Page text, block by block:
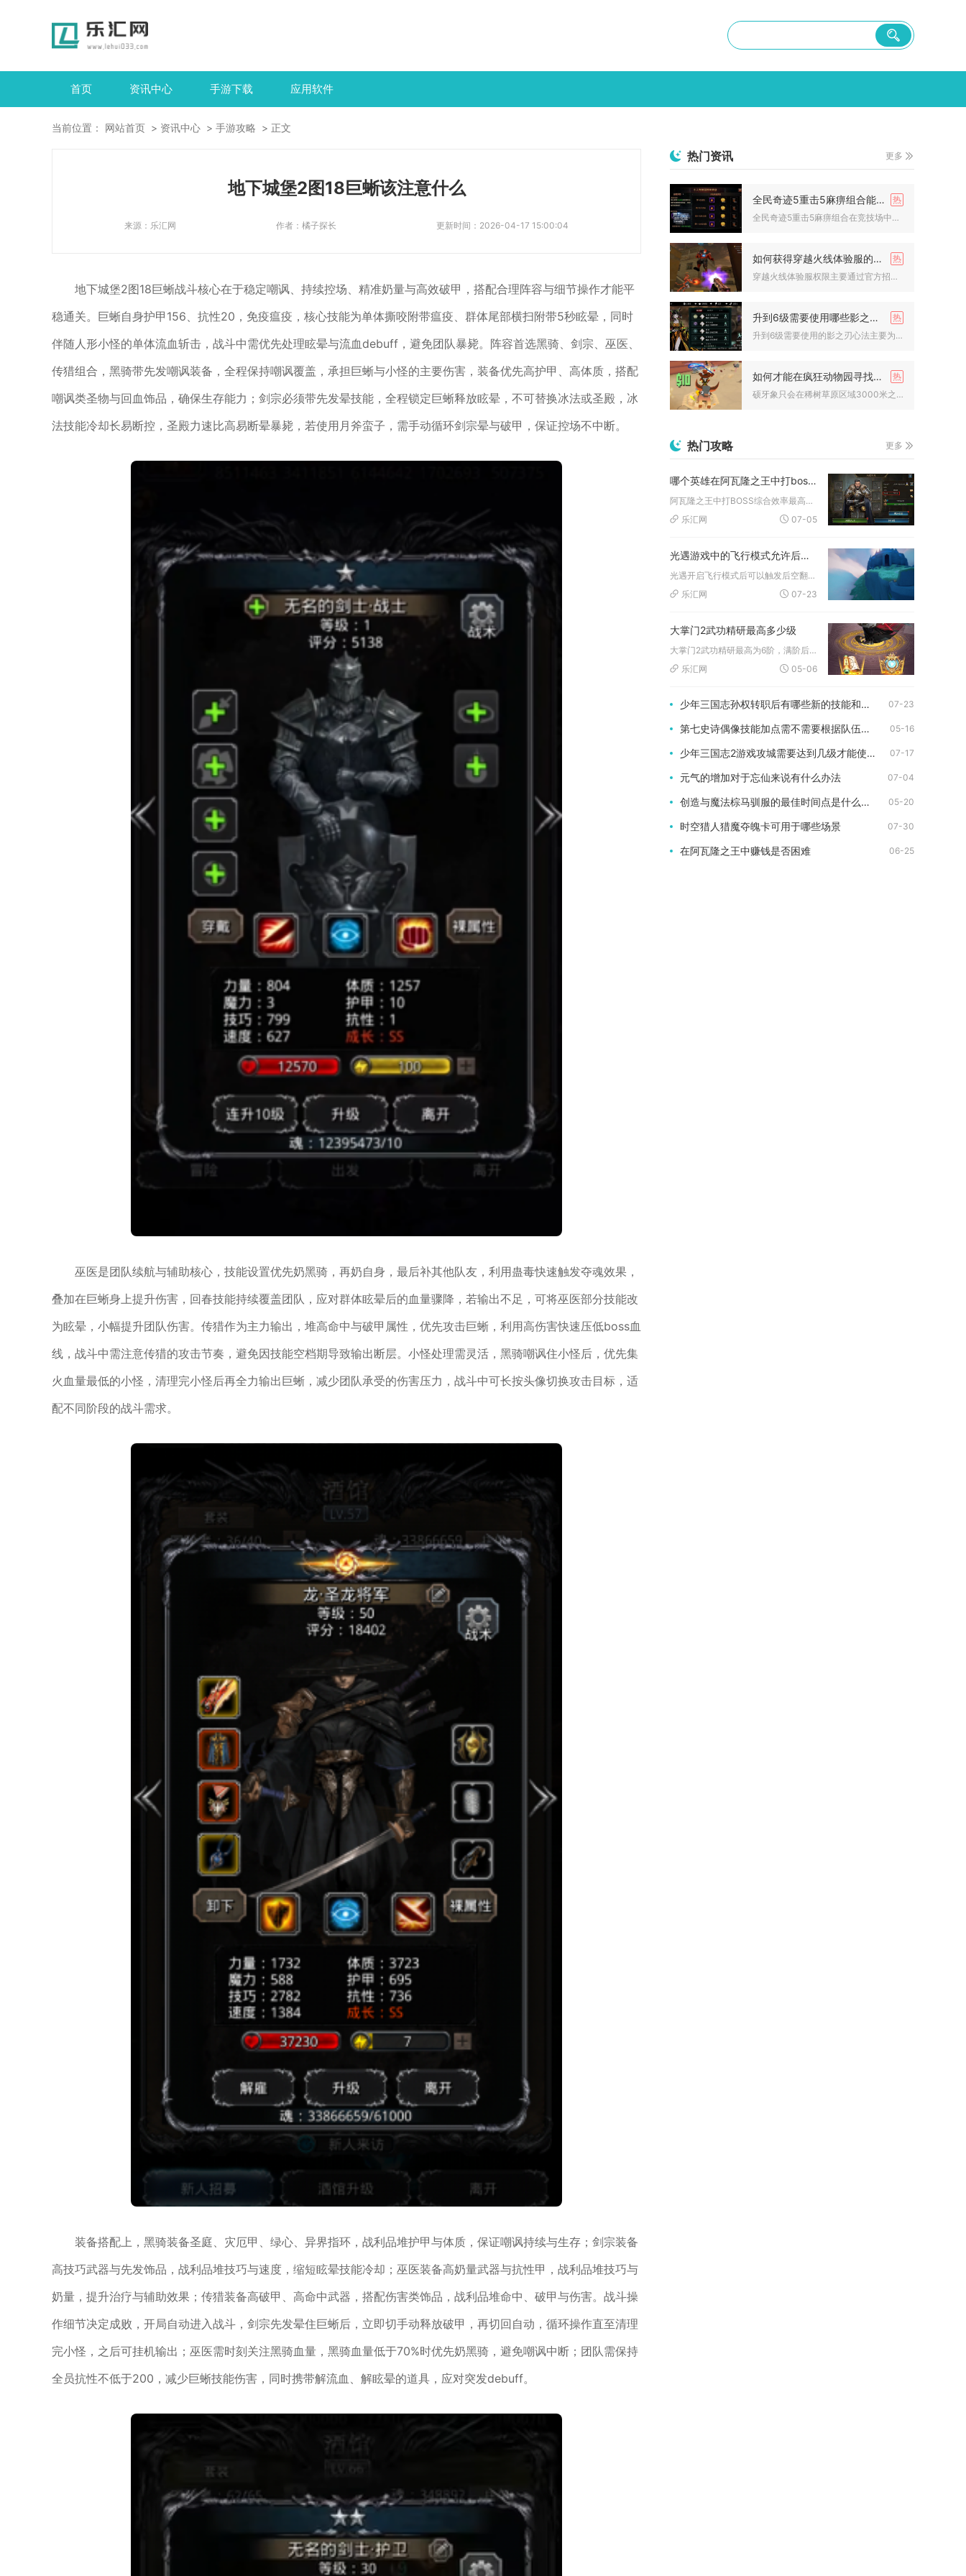
首页 资讯中心 手游下载 应用软件
当前位置： 网站首页 资讯中心 手游攻略 正文
地下城堡2图18巨蜥该注意什么
来源： 乐汇网 作者： 橘子探长 更新时间： 2026-04-17 15:00:04
地下城堡2图18巨蜥战斗核心在于稳定嘲讽、持续控场、精准奶量与高效破甲，搭配合理阵容与细节操作才能平
稳通关。巨蜥自身护甲156、抗性20，免疫瘟疫，核心技能为单体撕咬附带瘟疫、群体尾部横扫附带5秒眩晕，同时
伴随人形小怪的单体流血斩击，战斗中需优先处理眩晕与流血debuff，避免团队暴毙。阵容首选黑骑、剑宗、巫医、
传猎组合，黑骑带先发嘲讽装备，全程保持嘲讽覆盖，承担巨蜥与小怪的主要伤害，装备优先高护甲、高体质，搭配
嘲讽类圣物与回血饰品，确保生存能力；剑宗必须带先发晕技能，全程锁定巨蜥释放眩晕，不可替换冰法或圣殿，冰
法技能冷却长易断控，圣殿力速比高易断晕暴毙，若使用月斧蛮子，需手动循环剑宗晕与破甲，保证控场不中断。
巫医是团队续航与辅助核心，技能设置优先奶黑骑，再奶自身，最后补其他队友，利用蛊毒快速触发夺魂效果，
叠加在巨蜥身上提升伤害，回春技能持续覆盖团队，应对群体眩晕后的血量骤降，若输出不足，可将巫医部分技能改
为眩晕，小幅提升团队伤害。传猎作为主力输出，堆高命中与破甲属性，优先攻击巨蜥，利用高伤害快速压低boss血
线，战斗中需注意传猎的攻击节奏，避免因技能空档期导致输出断层。小怪处理需灵活，黑骑嘲讽住小怪后，优先集
火血量最低的小怪，清理完小怪后再全力输出巨蜥，减少团队承受的伤害压力，战斗中可长按头像切换攻击目标，适
配不同阶段的战斗需求。
装备搭配上，黑骑装备圣庭、灾厄甲、绿心、异界指环，战利品堆护甲与体质，保证嘲讽持续与生存；剑宗装备
高技巧武器与先发饰品，战利品堆技巧与速度，缩短眩晕技能冷却；巫医装备高奶量武器与抗性甲，战利品堆技巧与
奶量，提升治疗与辅助效果；传猎装备高破甲、高命中武器，搭配伤害类饰品，战利品堆命中、破甲与伤害。战斗操
作细节决定成败，开局自动进入战斗，剑宗先发晕住巨蜥后，立即切手动释放破甲，再切回自动，循环操作直至清理
完小怪，之后可挂机输出；巫医需时刻关注黑骑血量，黑骑血量低于70%时优先奶黑骑，避免嘲讽中断；团队需保持
全员抗性不低于200，减少巨蜥技能伤害，同时携带解流血、解眩晕的道具，应对突发debuff。
热门资讯 更多
全民奇迹5重击5麻痹组合能在竞技场中获胜吗
全民奇迹5重击5麻痹组合在竞技场中能稳定获胜，是一套兼顾爆发...
如何获得穿越火线体验服的权限
穿越火线体验服权限主要通过官方招募申请、社区活动参与及官方社...
升到6级需要使用哪些影之刃心法
升到6级需要使用的影之刃心法主要为白色品质基础心法、绿色品质...
如何才能在疯狂动物园寻找到一只硕牙象
硕牙象只会在稀树草原区域3000米之后随机刷新，没有专属触发...
热门攻略 更多
哪个英雄在阿瓦隆之王中打boss更有效
阿瓦隆之王中打BOSS综合效率最高的英雄是兰斯洛特，不管是野...
乐汇网
07-05
光遇游戏中的飞行模式允许后空翻动作吗
光遇开启飞行模式后可以触发后空翻动作，但该动作仅能在滑翔细分...
乐汇网
07-23
大掌门2武功精研最高多少级
大掌门2武功精研最高为6阶，满阶后可解锁全部属性加成与特效，...
乐汇网
05-06
少年三国志孙权转职后有哪些新的技能和特点 07-23
第七史诗偶像技能加点需不需要根据队伍阵容做出调整 05-16
少年三国志2游戏攻城需要达到几级才能使用 07-17
元气的增加对于忘仙来说有什么办法 07-04
创造与魔法棕马驯服的最佳时间点是什么时候 05-20
时空猎人猎魔夺魄卡可用于哪些场景 07-30
在阿瓦隆之王中赚钱是否困难 06-25